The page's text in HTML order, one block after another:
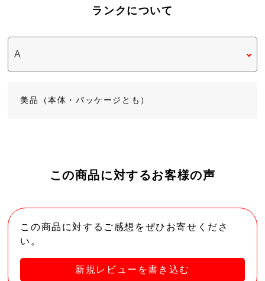
ランクについて
美品（本体・パッケージとも）
この商品に対するお客様の声
この商品に対するご感想をぜひお寄せくださ
い。
新規レビューを書き込む